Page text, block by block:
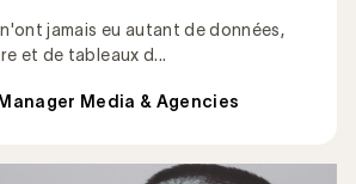
jamais eu autant de données,
et de tableaux d...
Media & Agencies